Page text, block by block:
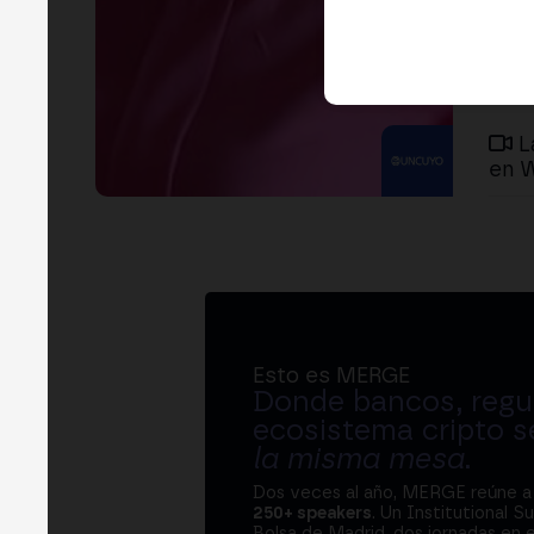
en
Esto es MERGE
Donde bancos,
ecosistema cripto
la misma mesa.
Dos veces al año, MERGE reúne
250+ speakers. Un Institutional